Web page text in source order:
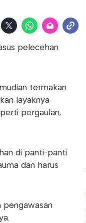
pelecehan
termakan
layaknya
pergaulan,
di panti-panti
dan harus
pengawasan